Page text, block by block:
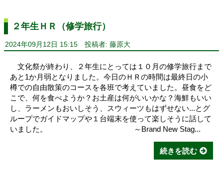
２年生ＨＲ（修学旅行）
2024年09月12日 15:15 投稿者: 藤原大
文化祭が終わり、２年生にとっては１０月の修学旅行まで
あと1か月弱となりました。今日のＨＲの時間は最終日の小
樽での自由散策のコースを各班で考えていました。昼食をど
こで、何を食べようか？お土産は何がいいかな？海鮮もいい
し、ラーメンもおいしそう、スウィーツもはずせない...とグ
ループでガイドマップや１台端末を使って楽しそうに話して
いました。 ～Brand New Stag...
続きを読む